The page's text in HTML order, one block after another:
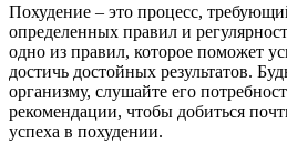
Похудение – это процесс,
определенных правил и
одно из правил, которое поможет
достичь достойных результатов.
организму, слушайте его
рекомендации, чтобы добиться
успеха в похудении.